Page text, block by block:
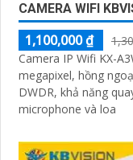
CAMERA WIFI
1,100,000 ₫
Camera IP Wifi KX-
megapixel, hồng
DWDR, khả năng
microphone và loa